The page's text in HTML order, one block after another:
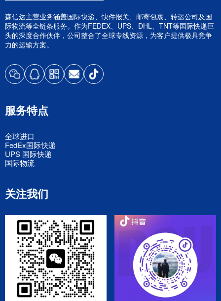
森信达主营业务涵盖国际快递、快件报关、邮寄包裹、转运公司及国
际物流等全链条服务。作为FEDEX、UPS、DHL、TNT等国际快递巨
头的深度合作伙伴，公司整合了全球专线资源，为客户提供极具竞争
力的运输方案。
服务特点
全球进口
FedEx国际快递
UPS 国际快递
国际物流
关注我们